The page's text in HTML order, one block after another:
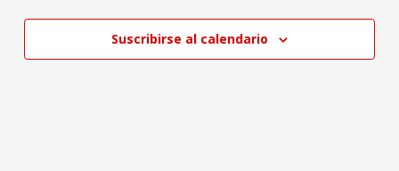
Suscribirse al calendario